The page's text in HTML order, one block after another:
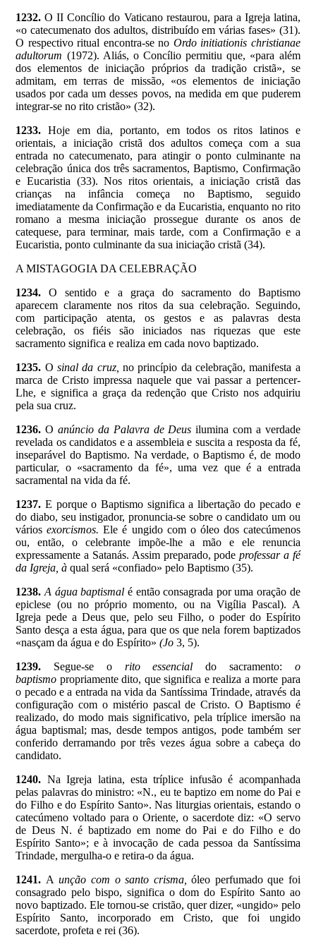
1232. O II Concílio do Vaticano restaurou, para a Igreja latina,
«o catecumenato dos adultos, distribuído em várias fases» (31).
O respectivo ritual encontra-se no Ordo initiationis christianae
adultorum (1972). Aliás, o Concílio permitiu que, «para além
dos elementos de iniciação próprios da tradição cristã», se
admitam, em terras de missão, «os elementos de iniciação
usados por cada um desses povos, na medida em que puderem
integrar-se no rito cristão» (32).
1233. Hoje em dia, portanto, em todos os ritos latinos e
orientais, a iniciação cristã dos adultos começa com a sua
entrada no catecumenato, para atingir o ponto culminante na
celebração única dos três sacramentos, Baptismo, Confirmação
e Eucaristia (33). Nos ritos orientais, a iniciação cristã das
crianças na infância começa no Baptismo, seguido
imediatamente da Confirmação e da Eucaristia, enquanto no rito
romano a mesma iniciação prossegue durante os anos de
catequese, para terminar, mais tarde, com a Confirmação e a
Eucaristia, ponto culminante da sua iniciação cristã (34).
A MISTAGOGIA DA CELEBRAÇÃO
1234.
O sentido e a graça do sacramento do Baptismo
aparecem claramente nos ritos da sua celebração. Seguindo,
com participação atenta, os gestos e as palavras desta
celebração, os fiéis são iniciados nas riquezas que este
sacramento significa e realiza em cada novo baptizado.
1235. O sinal da cruz, no princípio da celebração, manifesta a
marca de Cristo impressa naquele que vai passar a pertencer-
Lhe, e significa a graça da redenção que Cristo nos adquiriu
pela sua cruz.
1236. O anúncio da Palavra de Deus ilumina com a verdade
revelada os candidatos e a assembleia e suscita a resposta da fé,
inseparável do Baptismo. Na verdade, o Baptismo é, de modo
particular, o «sacramento da fé», uma vez que é a entrada
sacramental na vida da fé.
1237. E porque o Baptismo significa a libertação do pecado e
do diabo, seu instigador, pronuncia-se sobre o candidato um ou
vários exorcismos. Ele é ungido com o óleo dos catecúmenos
ou, então, o celebrante impõe-lhe a mão e ele renuncia
expressamente a Satanás. Assim preparado, pode professar a fé
da Igreja, à qual será «confiado» pelo Baptismo (35).
1238. A água baptismal é então consagrada por uma oração de
epiclese (ou no próprio momento, ou na Vigília Pascal). A
Igreja pede a Deus que, pelo seu Filho, o poder do Espírito
Santo desça a esta água, para que os que nela forem baptizados
«nasçam da água e do Espírito» (Jo 3, 5).
1239.
Segue-se o rito essencial do sacramento:
o
baptismo propriamente dito, que significa e realiza a morte para
o pecado e a entrada na vida da Santíssima Trindade, através da
configuração com o mistério pascal de Cristo. O Baptismo é
realizado, do modo mais significativo, pela tríplice imersão na
água baptismal; mas, desde tempos antigos, pode também ser
conferido derramando por três vezes água sobre a cabeça do
candidato.
1240. Na Igreja latina, esta tríplice infusão é acompanhada
pelas palavras do ministro: «N., eu te baptizo em nome do Pai e
do Filho e do Espírito Santo». Nas liturgias orientais, estando o
catecúmeno voltado para o Oriente, o sacerdote diz: «O servo
de Deus N. é baptizado em nome do Pai e do Filho e do
Espírito Santo»; e à invocação de cada pessoa da Santíssima
Trindade, mergulha-o e retira-o da água.
1241. A unção com o santo crisma, óleo perfumado que foi
consagrado pelo bispo, significa o dom do Espírito Santo ao
novo baptizado. Ele tornou-se cristão, quer dizer, «ungido» pelo
Espírito Santo, incorporado em Cristo, que foi ungido
sacerdote, profeta e rei (36).